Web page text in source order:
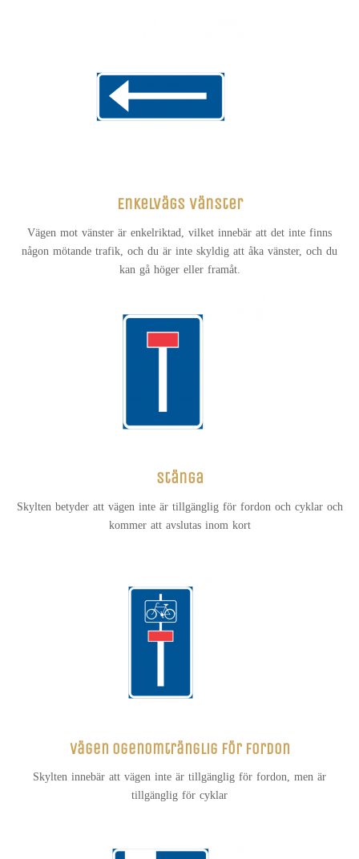
Enkelvägs vänster
Vägen mot vänster är enkelriktad, vilket innebär att det inte finns
någon mötande trafik, och du är inte skyldig att åka vänster, och du
kan gå höger eller framåt.
stänga
Skylten betyder att vägen inte är tillgänglig för fordon och cyklar och
kommer att avslutas inom kort
Vägen ogenomtränglig för fordon
Skylten innebär att vägen inte är tillgänglig för fordon, men är
tillgänglig för cyklar